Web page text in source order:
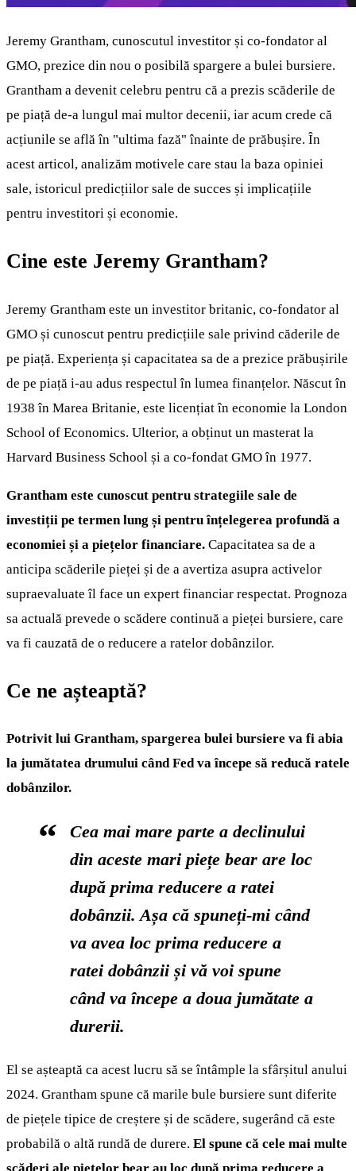
Jeremy Grantham, cunoscutul investitor și co-fondator al
GMO, prezice din nou o posibilă spargere a bulei bursiere.
Grantham a devenit celebru pentru că a prezis scăderile de
pe piață de-a lungul mai multor decenii, iar acum crede că
acțiunile se află în "ultima fază" înainte de prăbușire. În
acest articol, analizăm motivele care stau la baza opiniei
sale, istoricul predicțiilor sale de succes și implicațiile
pentru investitori și economie.
Cine este Jeremy Grantham?
Jeremy Grantham este un investitor britanic, co-fondator al
GMO și cunoscut pentru predicțiile sale privind căderile de
pe piață. Experiența și capacitatea sa de a prezice prăbușirile
de pe piață i-au adus respectul în lumea finanțelor. Născut în
1938 în Marea Britanie, este licențiat în economie la London
School of Economics. Ulterior, a obținut un masterat la
Harvard Business School și a co-fondat GMO în 1977.
Grantham este cunoscut pentru strategiile sale de
investiții pe termen lung și pentru înțelegerea profundă a
economiei și a piețelor financiare. Capacitatea sa de a
anticipa scăderile pieței și de a avertiza asupra activelor
supraevaluate îl face un expert financiar respectat. Prognoza
sa actuală prevede o scădere continuă a pieței bursiere, care
va fi cauzată de o reducere a ratelor dobânzilor.
Ce ne așteaptă?
Potrivit lui Grantham, spargerea bulei bursiere va fi abia
la jumătatea drumului când Fed va începe să reducă ratele
dobânzilor.
Cea mai mare parte a declinului
din aceste mari piețe bear are loc
după prima reducere a ratei
dobânzii. Așa că spuneți-mi când
va avea loc prima reducere a
ratei dobânzii și vă voi spune
când va începe a doua jumătate a
durerii.
El se așteaptă ca acest lucru să se întâmple la sfârșitul anului
2024. Grantham spune că marile bule bursiere sunt diferite
de piețele tipice de creștere și de scădere, sugerând că este
probabilă o altă rundă de durere. El spune că cele mai multe